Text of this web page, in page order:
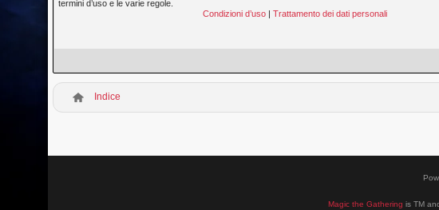
termini d’uso e le varie regole.
Condizioni d’uso |Trattamento dei dati personali
Indice
Magic the Gathering is TM